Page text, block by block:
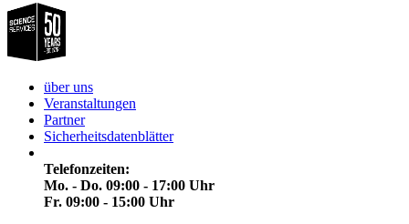
über uns
Veranstaltungen
Partner
Sicherheitsdatenblätter
Telefonzeiten:
Mo. - Do. 09:00 - 17:00 Uhr
Fr. 09:00 - 15:00 Uhr